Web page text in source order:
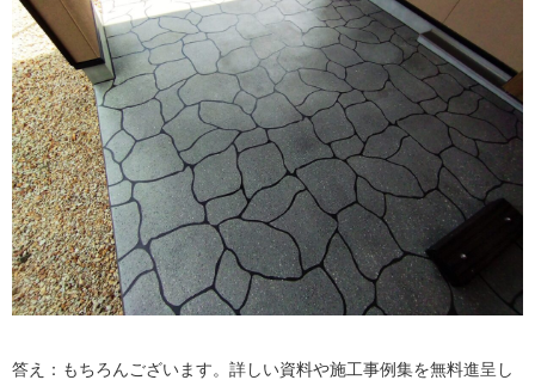
答え：もちろんございます。詳しい資料や施工事例集を無料進呈し